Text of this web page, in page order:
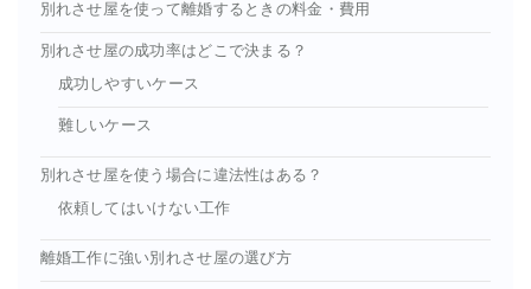
別れさせ屋を使って離婚するときの料金・費用
別れさせ屋の成功率はどこで決まる？
成功しやすいケース
難しいケース
別れさせ屋を使う場合に違法性はある？
依頼してはいけない工作
離婚工作に強い別れさせ屋の選び方